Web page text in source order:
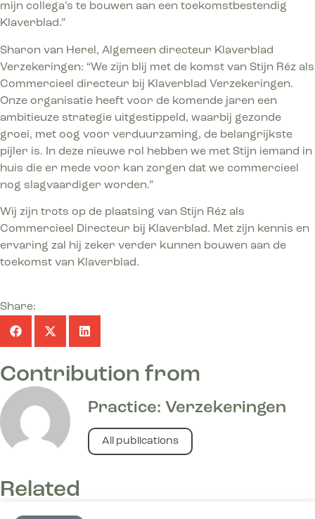
mijn collega’s te bouwen aan een toekomstbestendig
Klaverblad.”
Sharon van Herel, Algemeen directeur Klaverblad
Verzekeringen: “We zijn blij met de komst van Stijn Réz als
Commercieel directeur bij Klaverblad Verzekeringen.
Onze organisatie heeft voor de komende jaren een
ambitieuze strategie uitgestippeld, waarbij gezonde
groei, met oog voor verduurzaming, de belangrijkste
pijler is. In deze nieuwe rol hebben we met Stijn iemand in
huis die er mede voor kan zorgen dat we commercieel
nog slagvaardiger worden.”
Wij zijn trots op de plaatsing van Stijn Réz als
Commercieel Directeur bij Klaverblad. Met zijn kennis en
ervaring zal hij zeker verder kunnen bouwen aan de
toekomst van Klaverblad.
Share:
Contribution from
Practice: Verzekeringen
All publications
Related